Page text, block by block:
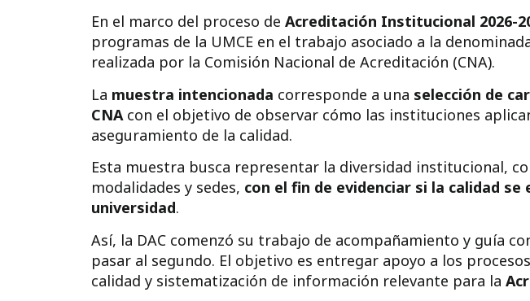
En el marco del proceso de Acreditación Institucional 2026-
programas de la UMCE en el trabajo asociado a la
realizada por la Comisión Nacional de Acreditación (CNA).
La muestra intencionada corresponde a una selección de
CNA con el objetivo de observar cómo las instituciones
aseguramiento de la calidad.
Esta muestra busca representar la diversidad institucional,
modalidades y sedes, con el fin de evidenciar si la calidad
universidad.
Así, la DAC comenzó su trabajo de acompañamiento y guía
pasar al segundo. El objetivo es entregar apoyo a los
calidad y sistematización de información relevante para la